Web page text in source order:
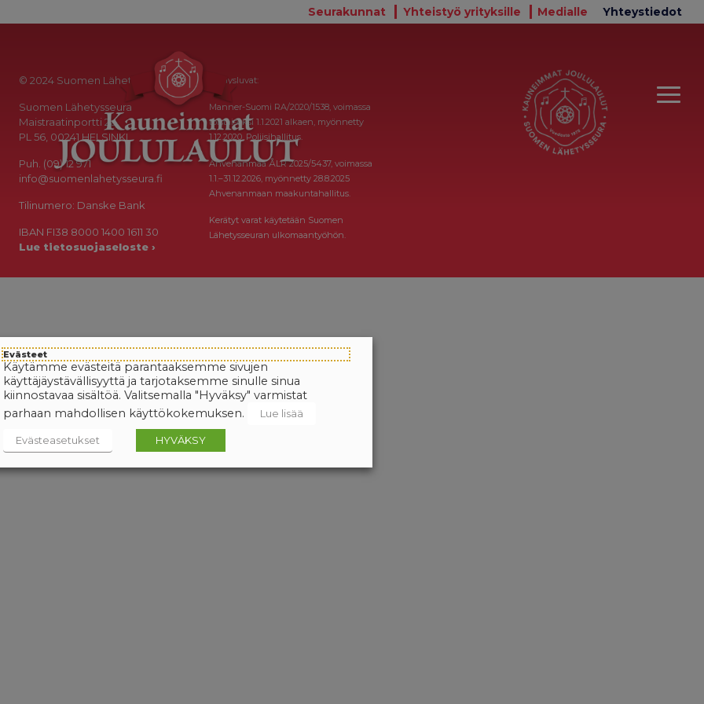
Seurakunnat Yhteistyö yrityksille Medialle Yhteystiedot
© 2024 Suomen Lähetysseura
Suomen Lähetysseura
Maistraatinportti 2a
PL 56, 00241 HELSINKI
Puh. (09) 12 971
info@suomenlahetysseura.fi
Tilinumero: Danske Bank
IBAN FI38 8000 1400 1611 30
Lue tietosuojaseloste ›
Keräysluvat:
Manner-Suomi RA/2020/1538, voimassa
toistaiseksi 1.1.2021 alkaen, myönnetty
1.12.2020, Poliisihallitus.
Ahvenanmaa ÅLR 2025/5437, voimassa
1.1.–31.12.2026, myönnetty 28.8.2025
Ahvenanmaan maakuntahallitus.
Kerätyt varat käytetään Suomen
Lähetysseuran ulkomaantyöhön.
Evästeet
Käytämme evästeitä parantaaksemme sivujen
käyttäjäystävällisyyttä ja tarjotaksemme sinulle sinua
kiinnostavaa sisältöä. Valitsemalla "Hyväksy" varmistat
parhaan mahdollisen käyttökokemuksen.
Lue lisää
Evästeasetukset HYVÄKSY